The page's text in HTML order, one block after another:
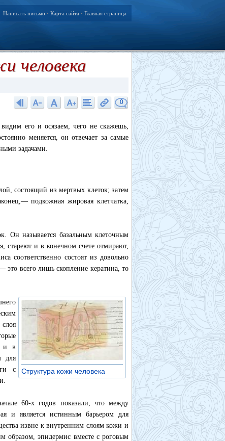
Написать письмо • Карта сайта • Главная страница
человека
0
его и осязаем, чего не скажешь,
меняется, он отвечает за самые
задачами.
состоящий из мертвых клеток; затем
подкожная жировая клетчатка,
Он называется базальным клеточным
стареют и в конечном счете отмирают,
соответственно состоят из довольно
всего лишь скопление кератина, то
Структура кожи человека
и в
для
с
60-х годов показали, что между
и является истинным барьером для
извне к внутренним слоям кожи и
образом, эпидермис вместе с роговым